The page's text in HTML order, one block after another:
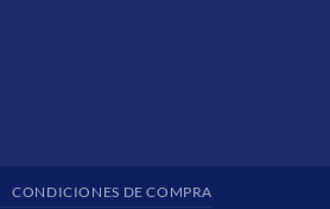
CONDICIONES DE COMPRA